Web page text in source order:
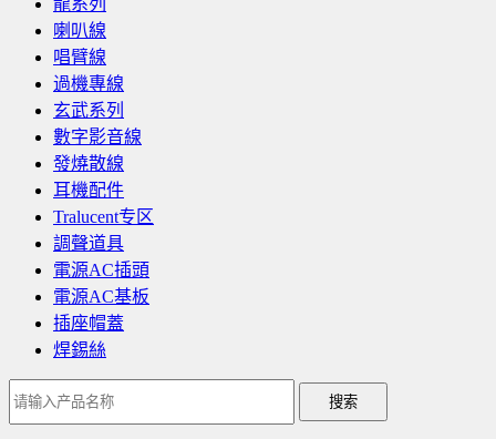
龍系列
喇叭線
唱臂線
過機專線
玄武系列
數字影音線
發燒散線
耳機配件
Tralucent专区
調聲道具
電源AC插頭
電源AC基板
插座帽蓋
焊錫絲
搜索